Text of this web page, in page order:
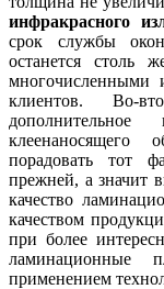
инфракрасного
срок службы
останется столь
многочисленными
клиентов. Во-
порадовать тот
прежней, а значит
качество
качеством
при более
ламинационные
применением